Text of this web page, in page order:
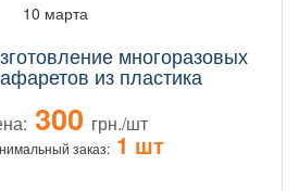
10 марта
многоразовых
из пластика
300 грн./шт
заказ: 1 шт